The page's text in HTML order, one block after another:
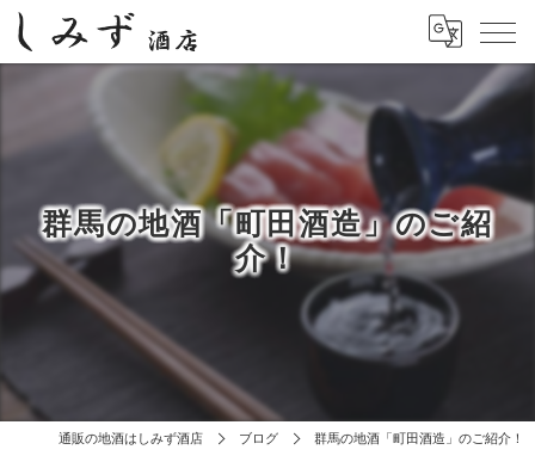
群馬の地酒「町田酒造」のご紹
介！
通販の地酒はしみず酒店 ブログ 群馬の地酒「町田酒造」のご紹介！